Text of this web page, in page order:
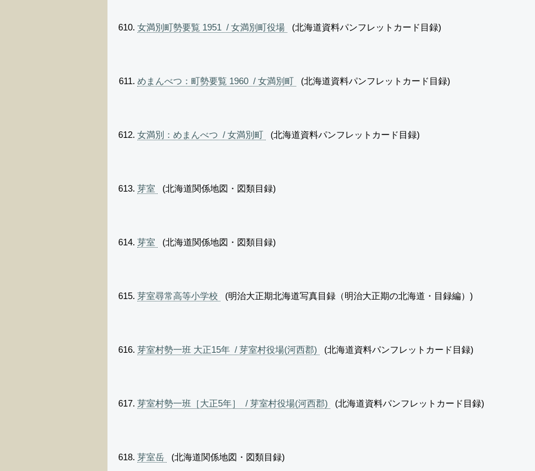
女満別町勢要覧 1951 / 女満別町役場 (北海道資料パンフレットカード目録)
めまんべつ：町勢要覧 1960 / 女満別町 (北海道資料パンフレットカード目録)
女満別：めまんべつ / 女満別町 (北海道資料パンフレットカード目録)
芽室 (北海道関係地図・図類目録)
芽室 (北海道関係地図・図類目録)
芽室尋常高等小学校 (明治大正期北海道写真目録（明治大正期の北海道・目録編）)
芽室村勢一班 大正15年 / 芽室村役場(河西郡) (北海道資料パンフレットカード目録)
芽室村勢一班［大正5年］ / 芽室村役場(河西郡) (北海道資料パンフレットカード目録)
芽室岳 (北海道関係地図・図類目録)